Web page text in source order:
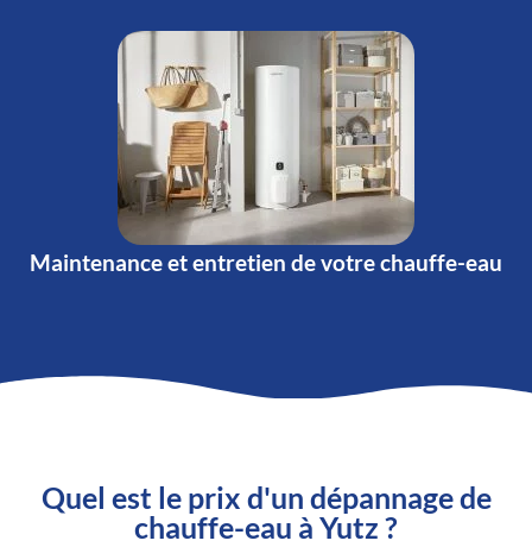
Maintenance et entretien de votre chauffe-eau
Quel est le prix d'un dépannage de
chauffe-eau à Yutz ?